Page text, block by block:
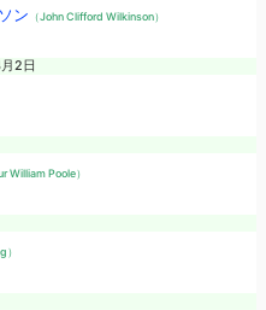
ン （John Clifford Wilkinson）
2日
William Poole）
）